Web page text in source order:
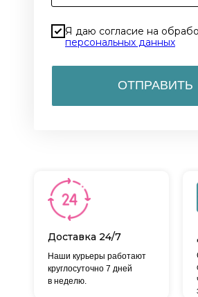
Я даю согласие на
персональных данных
ОТПРАВИТЬ
Доставка 24/7
Наши курьеры работают
круглосуточно 7 дней
в неделю.